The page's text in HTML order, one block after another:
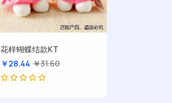
花样蝴蝶结款KT
￥28.44 ￥31.60